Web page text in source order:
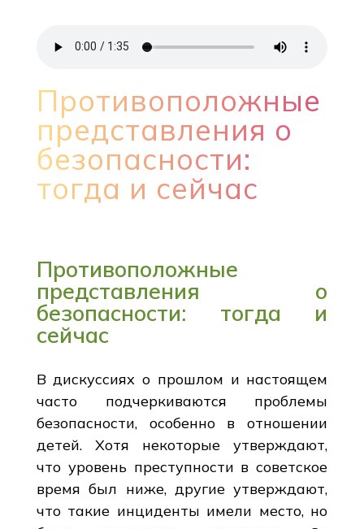
Противоположные
представления о
безопасности:
тогда и сейчас
Противоположные
представления о
безопасности: тогда и
сейчас
В дискуссиях о прошлом и настоящем
часто подчеркиваются проблемы
безопасности, особенно в отношении
детей. Хотя некоторые утверждают,
что уровень преступности в советское
время был ниже, другие утверждают,
что такие инциденты имели место, но